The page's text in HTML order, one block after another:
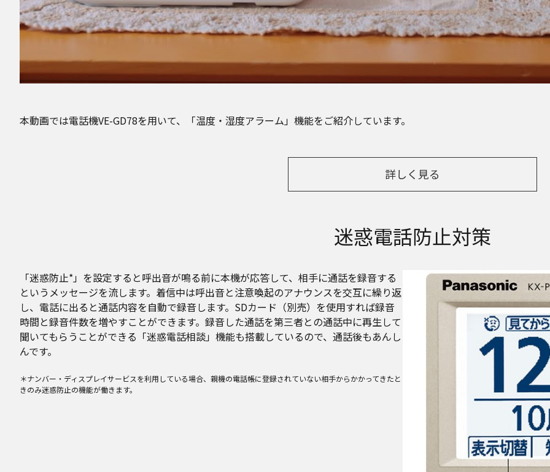
本動画では電話機VE-GD78を用いて、「温度・湿度アラーム」機能をご紹介しています。
詳しく見る
迷惑電話防止対策
「迷惑防止*」を設定すると呼出音が鳴る前に本機が応答して、相手に通話を録音する
というメッセージを流します。着信中は呼出音と注意喚起のアナウンスを交互に繰り返
し、電話に出ると通話内容を自動で録音します。SDカード（別売）を使用すれば録音
時間と録音件数を増やすことができます。録音した通話を第三者との通話中に再生して
聞いてもらうことができる「迷惑電話相談」機能も搭載しているので、通話後もあんし
んです。
＊ナンバー・ディスプレイサービスを利用している場合、親機の電話帳に登録されていない相手からかかってきたと
きのみ迷惑防止の機能が働きます。